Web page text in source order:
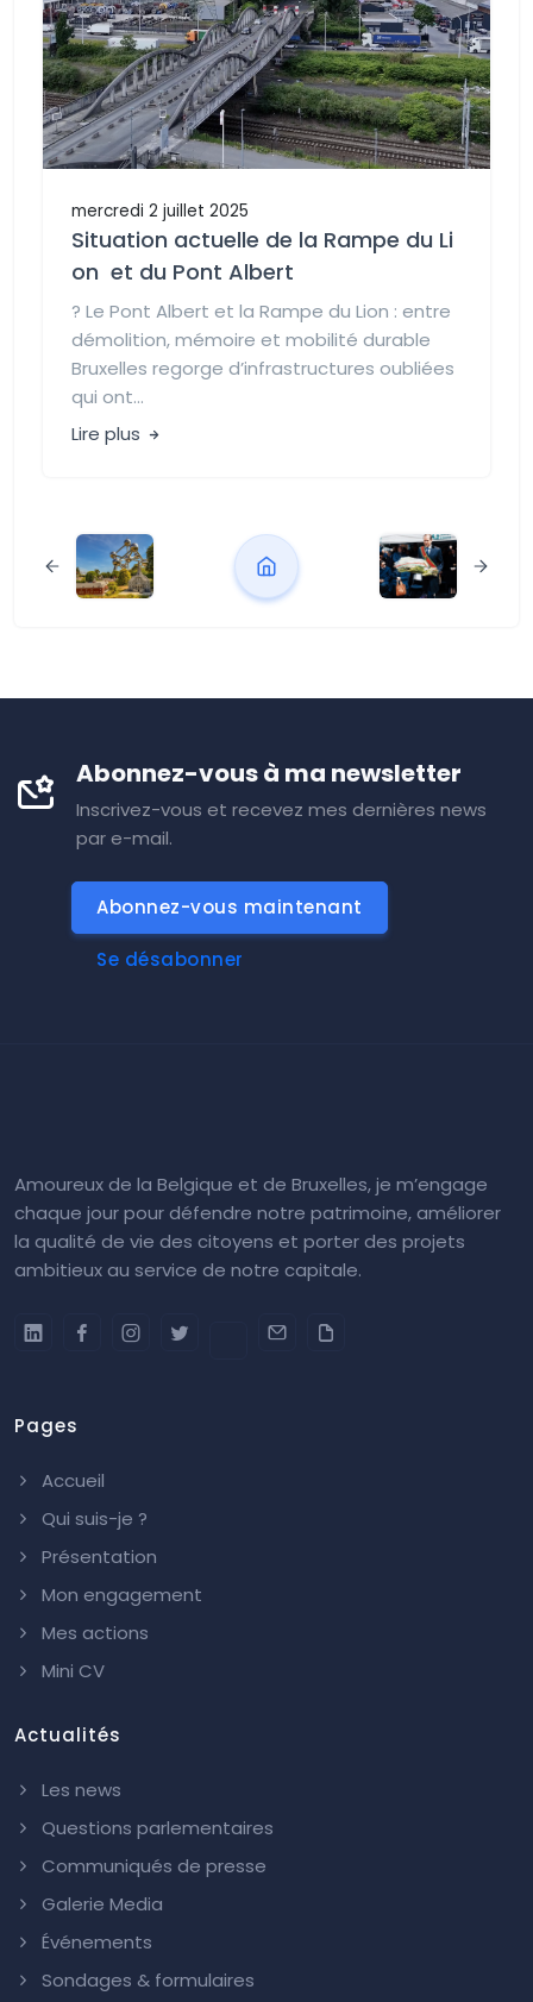
mercredi 2 juillet 2025
Situation actuelle de la Rampe du Li
on et du Pont Albert
?️ Le Pont Albert et la Rampe du Lion : entre
démolition, mémoire et mobilité durable
Bruxelles regorge d’infrastructures oubliées
qui ont...
Lire plus
Abonnez-vous à ma newsletter
Inscrivez-vous et recevez mes dernières news
par e-mail.
Abonnez-vous maintenant
Se désabonner
Amoureux de la Belgique et de Bruxelles, je m’engage
chaque jour pour défendre notre patrimoine, améliorer
la qualité de vie des citoyens et porter des projets
ambitieux au service de notre capitale.
Pages
Accueil
Qui suis-je ?
Présentation
Mon engagement
Mes actions
Mini CV
Actualités
Les news
Questions parlementaires
Communiqués de presse
Galerie Media
Événements
Sondages & formulaires